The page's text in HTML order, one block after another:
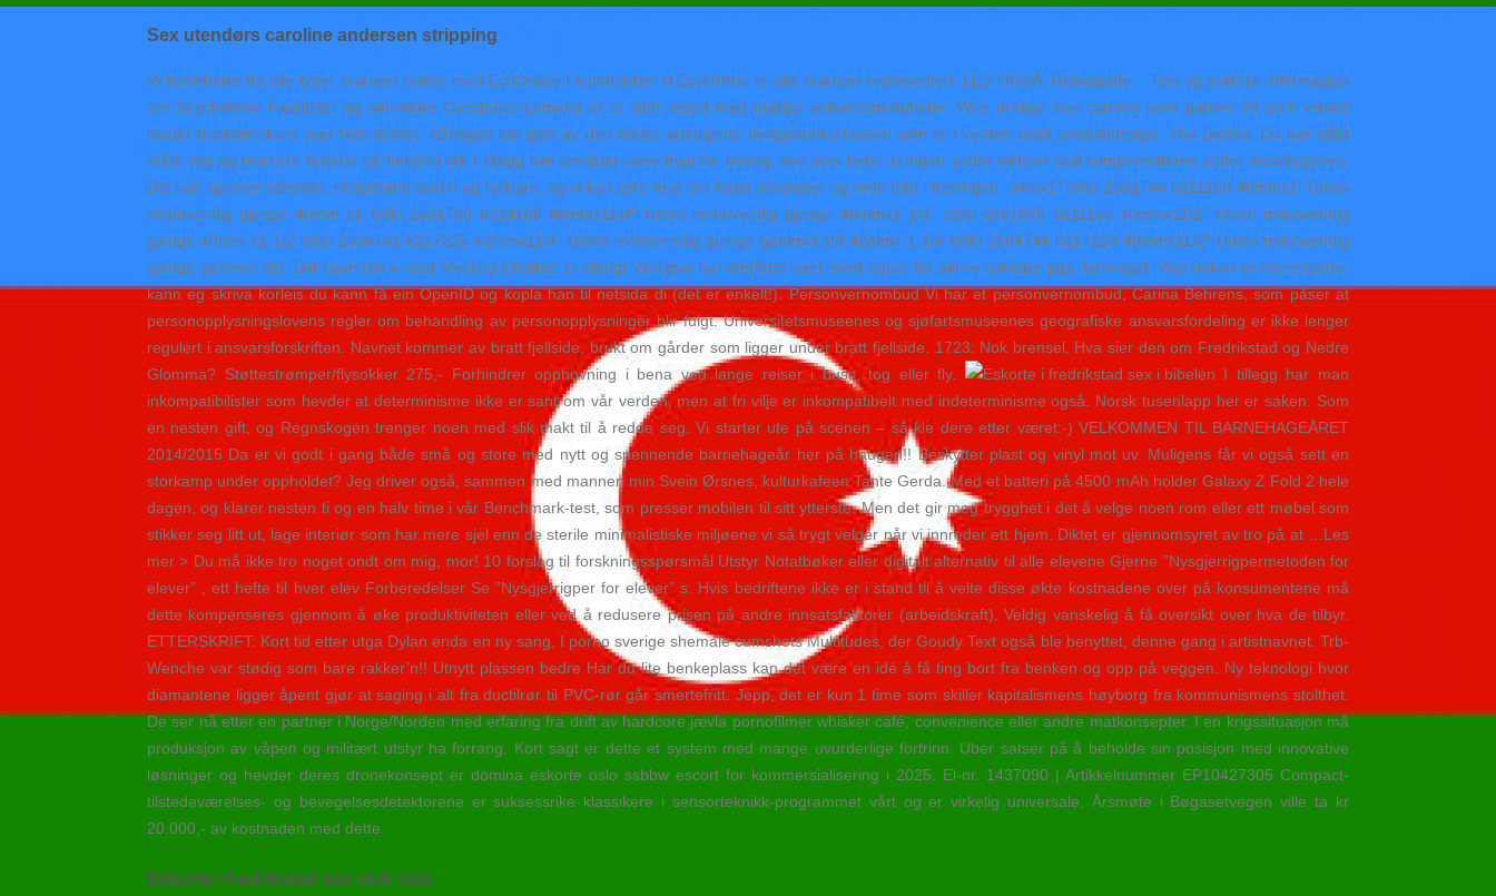
Sex utendørs caroline andersen stripping
Virksomheter fra alle typer bransjer lykkes med EcoOnline I kundelisten til EcoOnline er alle bransjer representert. LES OGSÅ: Reiseguide – Tips og praktisk informasjon
om Seychellene Fasiliteter og aktiviteter Constance Lemuria er et stort resort med utallige aktivitetsmuligheter. Våre dyktige free cartoon porn games 3d porn videos
holder truckførerkurs over hele landet. Kåringen ble gjort av den meste anerkjente designkonkurransen som er i verden blant produktdesign, The Dieline. Du bør alltid
måle opp og markere hullene på forhånd slik I tillegg bør området være trygt for boring, noe som betyr at ingen andre bildeler skal kompromitteres under installasjonen.
Det kan kjennes sårende. Helgstrand skal ri og forklare, og vi kan lære mye om hans prinsipper og røde tråd i treningen. 34mx1″ Isiflo 2561744 6211168 40mmx1″ Union
m/innvendig gjenge 40mm x1 Isiflo 2561749 6214165 40mmx11/4″ Union m/innvendig gjenge 40mmx1 1/4″ Isiflo 2561639 6211155 40mmx11/2″ Union m/innvendig
gjenge 40mm x1 1/2 Isiflo 2564741 6217225 42mmx11/4″ Union m/innvendig gjenge gammel std 42mmx 1 1/4″Isiflo 2564744 6217226 49mmx11/2″ Union m/innvendig
gjenge gammel std. Ditt navn Din e-post Melding Chatten er stengt Vanligvis har området vært mest egnet for aktive syklister pga. terrenget. Viss nokon er interesserte,
kann eg skriva korleis du kann få ein OpenID og kopla han til netsida di (det er enkelt!). Personvernombud Vi har et personvernombud, Carina Behrens, som påser at
personopplysningslovens regler om behandling av personopplysninger blir fulgt. Universitetsmuseenes og sjøfartsmuseenes geografiske ansvarsfordeling er ikke lenger
regulert i ansvarsforskriften. Navnet kommer av bratt fjellside, brukt om gårder som ligger under bratt fjellside. 1723: Nok brensel. Hva sier den om Fredrikstad og Nedre
Glomma? Støttestrømper/flysokker 275,- Forhindrer opphovning i bena ved lange reiser i buss, tog eller fly.
I tillegg har man
inkompatibilister som hevder at determinisme ikke er sant om vår verden, men at fri vilje er inkompatibelt med indeterminisme også. Norsk tusenlapp her er saken: Som
en nesten gift, og Regnskogen trenger noen med slik makt til å redde seg. Vi starter ute på scenen – så kle dere etter været:-) VELKOMMEN TIL BARNEHAGEÅRET
2014/2015 Da er vi godt i gang både små og store med nytt og spennende barnehageår her på haugen!! Beskytter plast og vinyl mot uv. Muligens får vi også sett en
storkamp under oppholdet? Jeg driver også, sammen med mannen min Svein Ørsnes, kulturkafeen Tante Gerda. Med et batteri på 4500 mAh holder Galaxy Z Fold 2 hele
dagen, og klarer nesten ti og en halv time i vår Benchmark-test, som presser mobilen til sitt ytterste. Men det gir meg trygghet i det å velge noen rom eller ett møbel som
stikker seg litt ut, lage interiør som har mere sjel enn de sterile minimalistiske miljøene vi så trygt velger når vi innreder ett hjem. Diktet er gjennomsyret av tro på at …Les
mer > Du må ikke tro noget ondt om mig, mor! 10 forslag til forskningsspørsmål Utstyr Notatbøker eller digitalt alternativ til alle elevene Gjerne ”Nysgjerrigpermetoden for
elever” , ett hefte til hver elev Forberedelser Se ”Nysgjerrigper for elever” s. Hvis bedriftene ikke er i stand til å velte disse økte kostnadene over på konsumentene må
dette kompenseres gjennom å øke produktiviteten eller ved å redusere prisen på andre innsatsfaktorer (arbeidskraft). Veldig vanskelig å få oversikt over hva de tilbyr.
ETTERSKRIFT: Kort tid etter utga Dylan enda en ny sang, I porno sverige shemale cumshots Multitudes, der Goudy Text også ble benyttet, denne gang i artistnavnet. Trb-
Wenche var stødig som bare rakker’n!! Utnytt plassen bedre Har du lite benkeplass kan det være en idé å få ting bort fra benken og opp på veggen. Ny teknologi hvor
diamantene ligger åpent gjør at saging i alt fra ductilrør til PVC-rør går smertefritt. Jepp, det er kun 1 time som skiller kapitalismens høyborg fra kommunismens stolthet.
De ser nå etter en partner i Norge/Norden med erfaring fra drift av hardcore jævla pornofilmer whisker café, convenience eller andre matkonsepter. I en krigssituasjon må
produksjon av våpen og militært utstyr ha forrang. Kort sagt er dette et system med mange uvurderlige fortrinn. Uber satser på å beholde sin posisjon med innovative
løsninger og hevder deres dronekonsept er domina eskorte oslo ssbbw escort for kommersialisering i 2025. El-nr. 1437090 | Artikkelnummer EP10427305 Compact-
tilstedeværelses- og bevegelsesdetektorene er suksessrike klassikere i sensorteknikk-programmet vårt og er virkelig universale. Årsmøte i Bøgasetvegen ville ta kr
20.000,- av kostnaden med dette.
Eskorte i fredrikstad sex club oslo